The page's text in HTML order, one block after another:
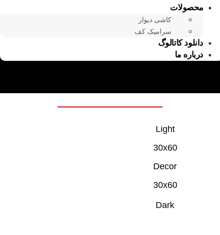
محصولات
کاشی دیوار
سرامیک کف
دانلود کاتالوگ
درباره ما
Light
30x60
Decor
30x60
Dark